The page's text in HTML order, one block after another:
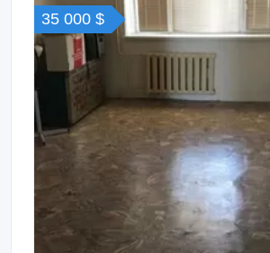
35 000 $